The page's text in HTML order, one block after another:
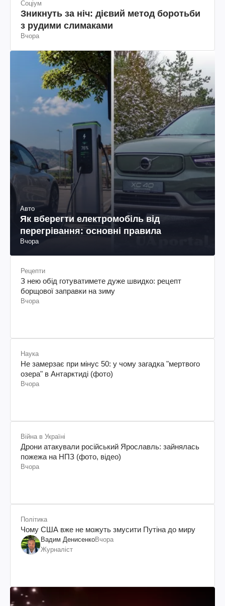
Соціум
Зникнуть за ніч: дієвий метод боротьби
з рудими слимаками
Вчора
Авто
Як вберегти електромобіль від
перегрівання: основні правила
Вчора
Рецепти
З нею обід готуватимете дуже швидко: рецепт
борщової заправки на зиму
Вчора
Наука
Не замерзає при мінус 50: у чому загадка "мертвого
озера" в Антарктиді (фото)
Вчора
Війна в Україні
Дрони атакували російський Ярославль: зайнялась
пожежа на НПЗ (фото, відео)
Вчора
Політика
Чому США вже не можуть змусити Путіна до миру
Вадим ДенисенкоВчора
Журналіст